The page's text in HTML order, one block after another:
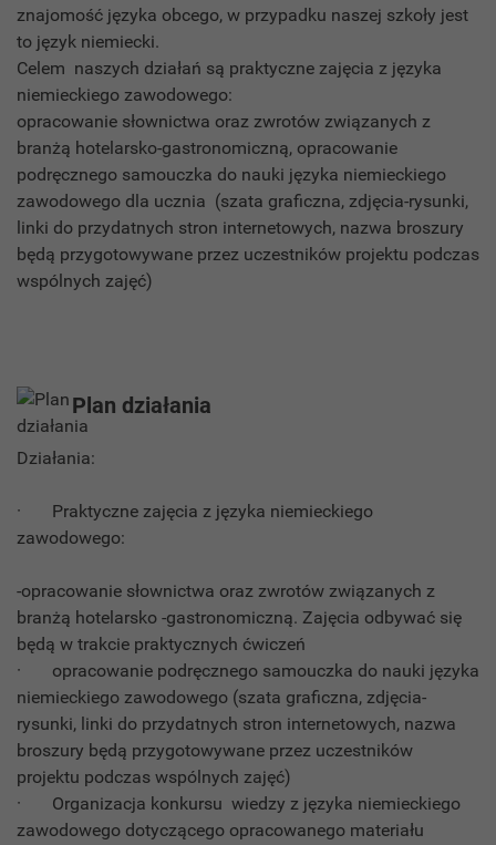
znajomość języka obcego, w przypadku naszej szkoły jest
to język niemiecki.
Celem naszych działań są praktyczne zajęcia z języka
niemieckiego zawodowego:
opracowanie słownictwa oraz zwrotów związanych z
branżą hotelarsko-gastronomiczną, opracowanie
podręcznego samouczka do nauki języka niemieckiego
zawodowego dla ucznia (szata graficzna, zdjęcia-rysunki,
linki do przydatnych stron internetowych, nazwa broszury
będą przygotowywane przez uczestników projektu podczas
wspólnych zajęć)
Plan działania
Działania:
· Praktyczne zajęcia z języka niemieckiego
zawodowego:
-opracowanie słownictwa oraz zwrotów związanych z
branżą hotelarsko -gastronomiczną. Zajęcia odbywać się
będą w trakcie praktycznych ćwiczeń
· opracowanie podręcznego samouczka do nauki języka
niemieckiego zawodowego (szata graficzna, zdjęcia-
rysunki, linki do przydatnych stron internetowych, nazwa
broszury będą przygotowywane przez uczestników
projektu podczas wspólnych zajęć)
· Organizacja konkursu wiedzy z języka niemieckiego
zawodowego dotyczącego opracowanego materiału